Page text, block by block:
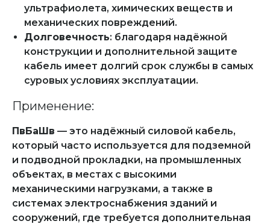
ультрафиолета, химических веществ и
механических повреждений.
Долговечность: благодаря надёжной
конструкции и дополнительной защите
кабель имеет долгий срок службы в самых
суровых условиях эксплуатации.
Применение:
ПвБаШв — это надёжный силовой кабель,
который часто используется для подземной
и подводной прокладки, на промышленных
объектах, в местах с высокими
механическими нагрузками, а также в
системах электроснабжения зданий и
сооружений, где требуется дополнительная